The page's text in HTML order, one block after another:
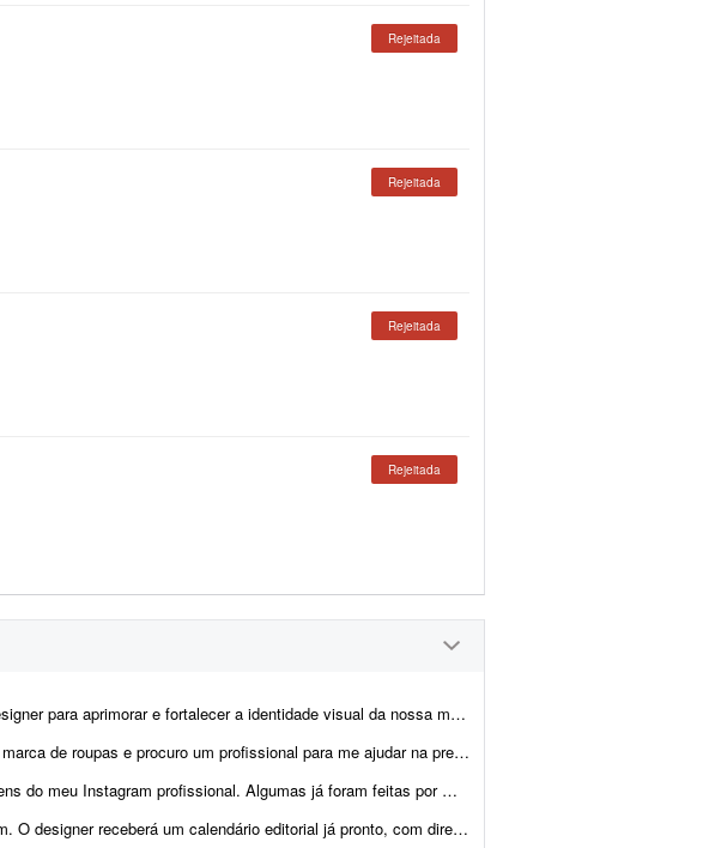
Rejeitada
Rejeitada
Rejeitada
Rejeitada
a identidade visual da nossa marca gamer. Já possuímos um logotipo e uma identidade visual definida, porém queremos elevar o n...
um profissional para me ajudar na preparação das artes, montagem dos produtos e criação das imagens para e-commerce e an&uacu...
já foram feitas por mim, mas precisam ser melhoradas. Algumas pretendo manter como est&ati...
calendário editorial já pronto, com direcionamento de headlines, subheadlines e ...